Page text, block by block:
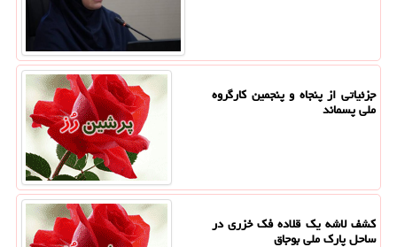
جزئیاتی از پنجاه و پنجمین کارگروه
ملی پسماند
کشف لاشه یک قلاده فک خزری در
ساحل پارک ملی بوجاق